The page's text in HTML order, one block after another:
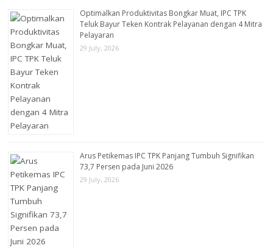
Optimalkan Produktivitas Bongkar Muat, IPC TPK
Teluk Bayur Teken Kontrak Pelayanan dengan 4 Mitra
Pelayaran
29 July, 2026
Arus Petikemas IPC TPK Panjang Tumbuh Signifikan
73,7 Persen pada Juni 2026
29 July, 2026